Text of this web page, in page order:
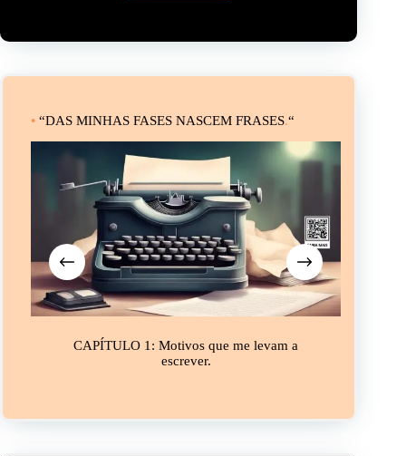
•“DAS MINHAS FASES NASCEM FRASES.“
CAPÍTULO 1: Motivos que me levam a
escrever.